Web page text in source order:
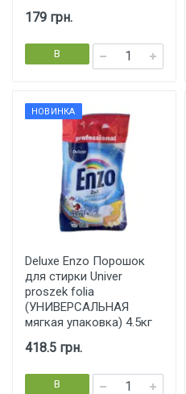
179 грн.
В
корзину
НОВИНКА
Deluxe Enzo Порошок
для стирки Univer
proszek folia
(УНИВЕРСАЛЬНАЯ
мягкая упаковка) 4.5кг
418.5 грн.
В